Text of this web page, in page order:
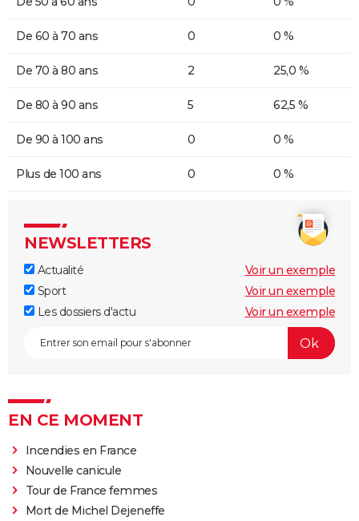
De 60 à 70 ans 0 0 %
De 70 à 80 ans 2 25,0 %
De 80 à 90 ans 5 62,5 %
De 90 à 100 ans 0 0 %
Plus de 100 ans 0 0 %
NEWSLETTERS
Actualité
Voir un exemple
Sport
Voir un exemple
Les dossiers d'actu
Voir un exemple
EN CE MOMENT
Incendies en France
Nouvelle canicule
Tour de France femmes
Mort de Michel Dejeneffe